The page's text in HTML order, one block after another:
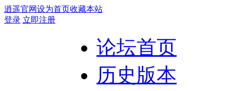
逍遥官网设为首页收藏本站
登录 立即注册
论坛首页
历史版本